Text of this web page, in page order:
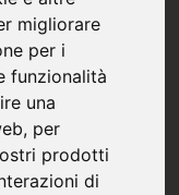
migliorare
per i
funzionalità
una
, per
prodotti
di